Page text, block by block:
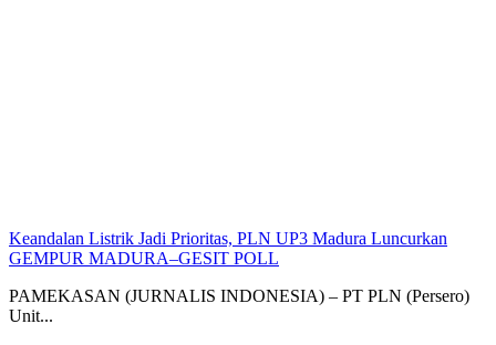
Keandalan Listrik Jadi Prioritas, PLN UP3 Madura Luncurkan
GEMPUR MADURA–GESIT POLL
PAMEKASAN (JURNALIS INDONESIA) – PT PLN (Persero)
Unit...